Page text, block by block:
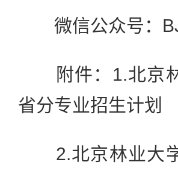
微信公众号：
附件：1.北京林
省分专业招生计划
2.北京林业大学